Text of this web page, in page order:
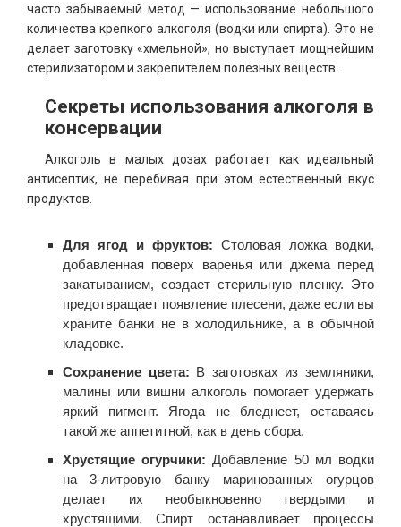
часто забываемый метод — использование небольшого
количества крепкого алкоголя (водки или спирта). Это не
делает заготовку «хмельной», но выступает мощнейшим
стерилизатором и закрепителем полезных веществ.
Секреты использования алкоголя в
консервации
Алкоголь в малых дозах работает как идеальный
антисептик, не перебивая при этом естественный вкус
продуктов.
Для ягод и фруктов: Столовая ложка водки,
добавленная поверх варенья или джема перед
закатыванием, создает стерильную пленку. Это
предотвращает появление плесени, даже если вы
храните банки не в холодильнике, а в обычной
кладовке.
Сохранение цвета: В заготовках из земляники,
малины или вишни алкоголь помогает удержать
яркий пигмент. Ягода не бледнеет, оставаясь
такой же аппетитной, как в день сбора.
Хрустящие огурчики: Добавление 50 мл водки
на 3-литровую банку маринованных огурцов
делает их необыкновенно твердыми и
хрустящими. Спирт останавливает процессы